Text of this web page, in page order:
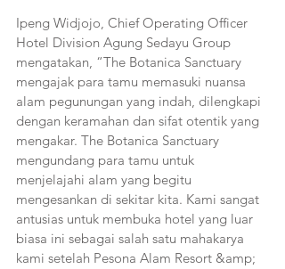
Ipeng Widjojo, Chief Operating Officer
Hotel Division Agung Sedayu Group
mengatakan, “The Botanica Sanctuary
mengajak para tamu memasuki nuansa
alam pegunungan yang indah, dilengkapi
dengan keramahan dan sifat otentik yang
mengakar. The Botanica Sanctuary
mengundang para tamu untuk
menjelajahi alam yang begitu
mengesankan di sekitar kita. Kami sangat
antusias untuk membuka hotel yang luar
biasa ini sebagai salah satu mahakarya
kami setelah Pesona Alam Resort &amp;